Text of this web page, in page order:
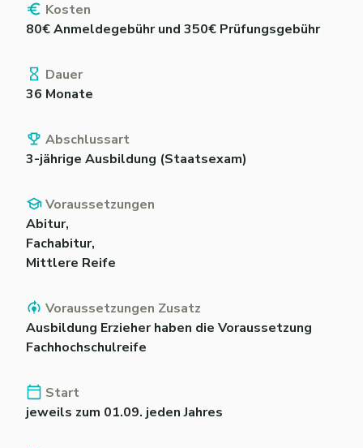
Kosten
80€ Anmeldegebühr und 350€ Prüfungsgebühr
Dauer
36 Monate
Abschlussart
3-jährige Ausbildung (Staatsexam)
Voraussetzungen
Abitur,
Fachabitur,
Mittlere Reife
Voraussetzungen Zusatz
Ausbildung Erzieher haben die Voraussetzung
Fachhochschulreife
Start
jeweils zum 01.09. jeden Jahres